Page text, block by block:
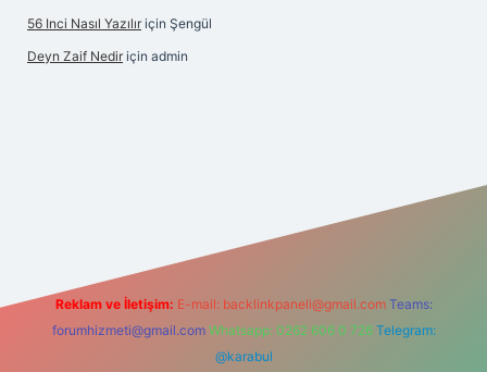
56 Inci Nasıl Yazılır için Şengül
Deyn Zaif Nedir için admin
Reklam ve İletişim: E-mail: backlinkpaneli@gmail.com Teams:
forumhizmeti@gmail.com Whatsapp: 0262 606 0 726 Telegram:
@karabul